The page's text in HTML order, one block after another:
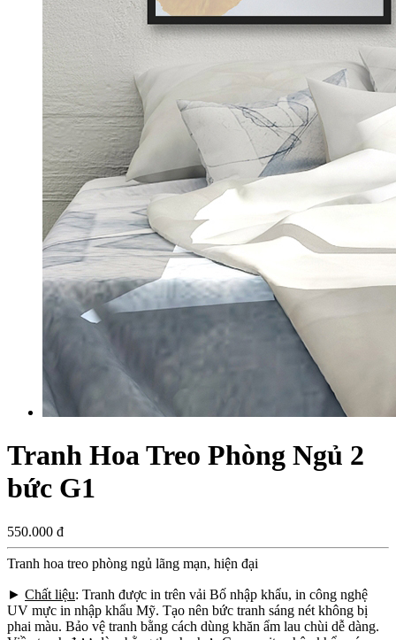
Tranh Hoa Treo Phòng Ngủ 2
bức G1
550.000 đ
Tranh hoa treo phòng ngủ lãng mạn, hiện đại
► Chất liệu: Tranh được in trên vải Bố nhập khẩu, in công nghệ
UV mực in nhập khẩu Mỹ. Tạo nên bức tranh sáng nét không bị
phai màu. Bảo vệ tranh bằng cách dùng khăn ẩm lau chùi dễ dàng.